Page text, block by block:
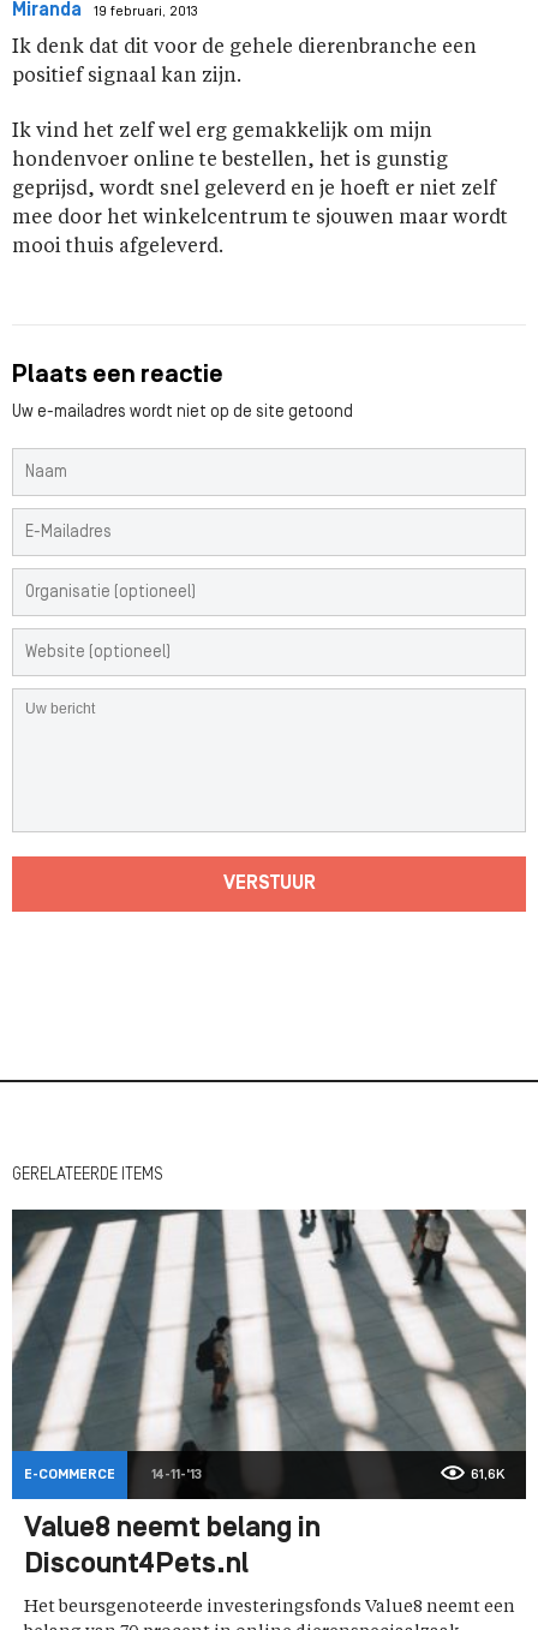
Miranda 19 februari, 2013
Ik denk dat dit voor de gehele dierenbranche een
positief signaal kan zijn.
Ik vind het zelf wel erg gemakkelijk om mijn
hondenvoer online te bestellen, het is gunstig
geprijsd, wordt snel geleverd en je hoeft er niet zelf
mee door het winkelcentrum te sjouwen maar wordt
mooi thuis afgeleverd.
Plaats een reactie
Uw e-mailadres wordt niet op de site getoond
VERSTUUR
GERELATEERDE ITEMS
E-COMMERCE 14-11-'13 61,6K
Value8 neemt belang in
Discount4Pets.nl
Het beursgenoteerde investeringsfonds Value8 neemt een